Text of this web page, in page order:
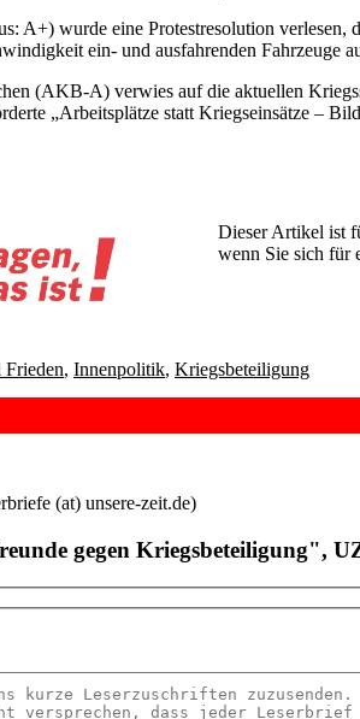
A+) wurde eine Protestresolution verlesen,
ein- und ausfahrenden Fahrzeuge
(AKB-A) verwies auf die aktuellen
„Arbeitsplätze statt Kriegseinsätze –
Dieser Artikel ist
wenn Sie sich für
Frieden, Innenpolitik, Kriegsbeteiligung
(at) unsere-zeit.de)
gegen Kriegsbeteiligung",